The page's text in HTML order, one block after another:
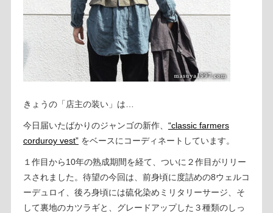
きょうの「店主の装い」は…
今日届いたばかりのジャンゴの新作、 “classic farmers
corduroy vest”をベースにコーディネートしています。
１作目から10年の熟成期間を経て、ついに２作目がリリー
スされました。待望の今回は、前身頃に度詰めの8ウェルコ
ーデュロイ、後ろ身頃には硫化染めミリタリーサージ、そ
して裏地のカツラギと、グレードアップした３種類のしっ